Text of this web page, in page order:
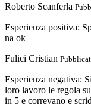
Roberto Scanferla
Esperienza positiva:
na ok
Fulici Cristian
Esperienza negativa:
loro lavoro le regola
in 5 e correvano e